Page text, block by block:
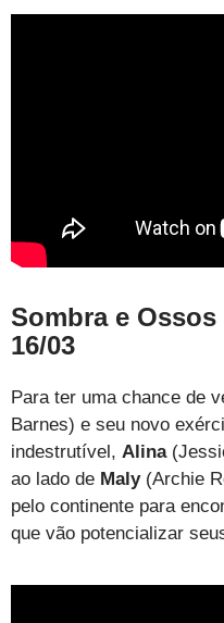
Sombra e Ossos
16/03
Para ter uma chance de
Barnes) e seu novo
indestrutível, Alina
ao lado de Maly (Archie
pelo continente para
que vão potencializar